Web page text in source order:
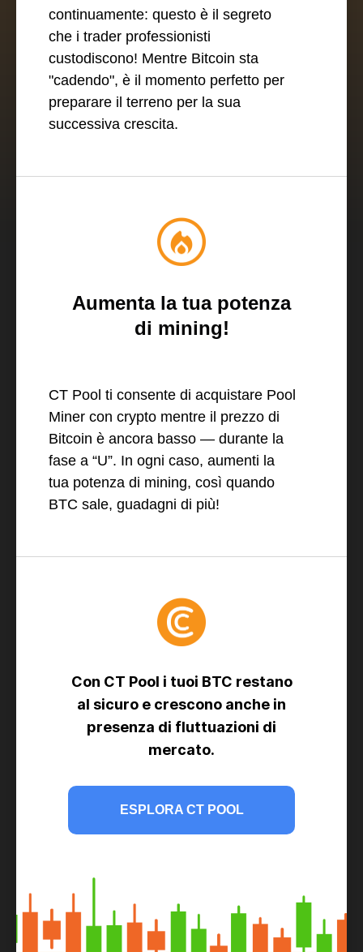
continuamente: questo è il segreto
che i trader professionisti
custodiscono! Mentre Bitcoin sta
"cadendo", è il momento perfetto per
preparare il terreno per la sua
successiva crescita.
Aumenta la tua potenza
di mining!
CT Pool ti consente di acquistare Pool
Miner con crypto mentre il prezzo di
Bitcoin è ancora basso — durante la
fase a “U”. In ogni caso, aumenti la
tua potenza di mining, così quando
BTC sale, guadagni di più!
Con CT Pool i tuoi BTC restano
al sicuro e crescono anche in
presenza di fluttuazioni di
mercato.
ESPLORA CT POOL